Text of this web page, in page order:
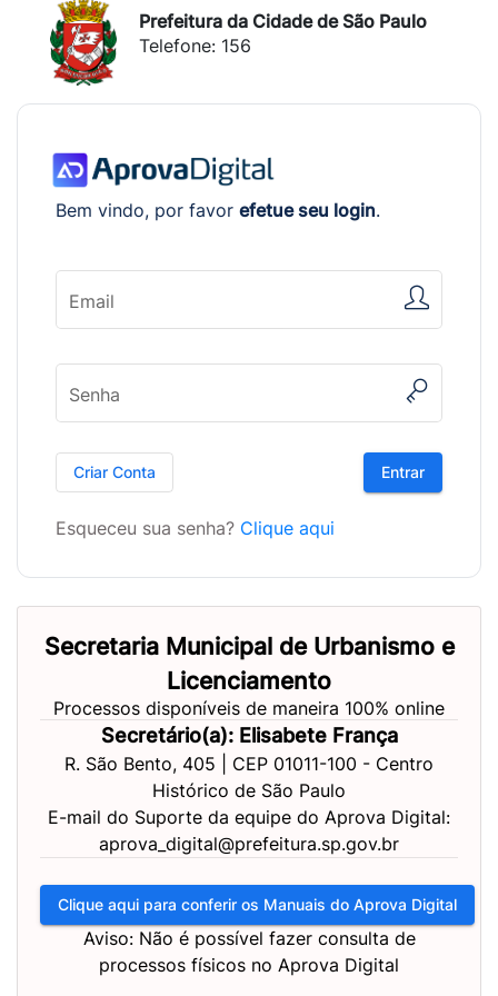
Prefeitura da Cidade de São Paulo
Telefone: 156
Bem vindo, por favor efetue seu login.
Email
Senha
Criar Conta Entrar
Esqueceu sua senha? Clique aqui
Secretaria Municipal de Urbanismo e
Licenciamento
Processos disponíveis de maneira 100% online
Secretário(a): Elisabete França
R. São Bento, 405 | CEP 01011-100 - Centro
Histórico de São Paulo
E-mail do Suporte da equipe do Aprova Digital:
aprova_digital@prefeitura.sp.gov.br
Clique aqui para conferir os Manuais do Aprova Digital
Aviso: Não é possível fazer consulta de
processos físicos no Aprova Digital